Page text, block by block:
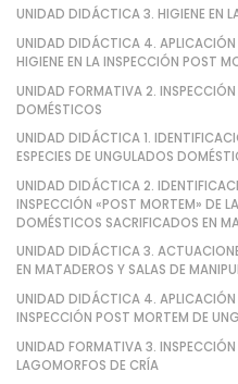
UNIDAD DIDÁCTICA 3. HIGIENE EN
UNIDAD DIDÁCTICA 4. APLICACIÓN
HIGIENE EN LA INSPECCIÓN POST
UNIDAD FORMATIVA 2.
DOMÉSTICOS
UNIDAD DIDÁCTICA 1.
ESPECIES DE UNGULADOS
UNIDAD DIDÁCTICA 2.
INSPECCIÓN «POST MORTEM» DE
DOMÉSTICOS SACRIFICADOS EN
UNIDAD DIDÁCTICA 3.
EN MATADEROS Y SALAS DE
UNIDAD DIDÁCTICA 4. APLICACIÓN
INSPECCIÓN POST MORTEM DE
UNIDAD FORMATIVA 3.
LAGOMORFOS DE CRÍA